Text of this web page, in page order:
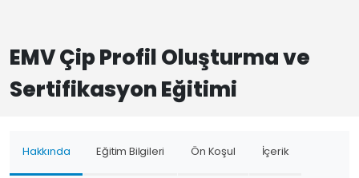
EMV Çip Profil Oluşturma ve
Sertifikasyon Eğitimi
Hakkında Eğitim Bilgileri Ön Koşul İçerik